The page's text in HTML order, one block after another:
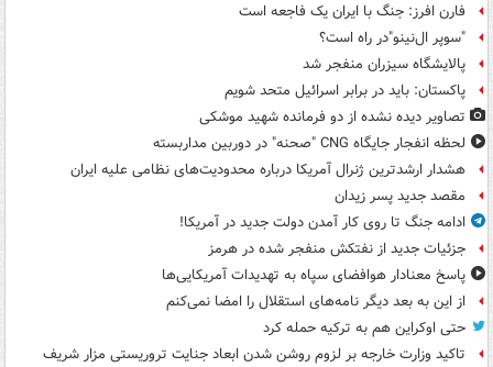
فارن افرز: جنگ با ایران یک فاجعه است
"سوپر ال‌نینو"در راه است؟
پالایشگاه سیزران منفجر شد
پاکستان: باید در برابر اسرائیل متحد شویم
تصاویر دیده‌ نشده از دو فرمانده شهید موشکی
لحظه انفجار جایگاه CNG "صحنه" در دوربین مداربسته
هشدار ارشدترین ژنرال آمریکا درباره محدودیت‌های نظامی علیه ایران
مقصد جدید پسر زیدان
ادامه جنگ تا روی کار آمدن دولت جدید در آمریکا!
جزئیات جدید از نفتکش منفجر شده در هرمز
پاسخ معنادار هوافضای سپاه به تهدیدات آمریکایی‌ها
از این به بعد دیگر نامه‌های استقلال را امضا نمی‌کنم
حتی اوکراین هم به ترکیه حمله کرد
تاکید وزارت خارجه بر لزوم روشن شدن ابعاد جنایت تروریستی مزار شریف